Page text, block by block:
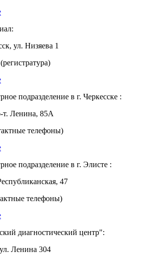
ул. Низяева 1
подразделение в г. Черкесске :
т. Ленина, 85А
телефоны)
подразделение в г. Элисте :
47
телефоны)
диагностический центр":
Ленина 304